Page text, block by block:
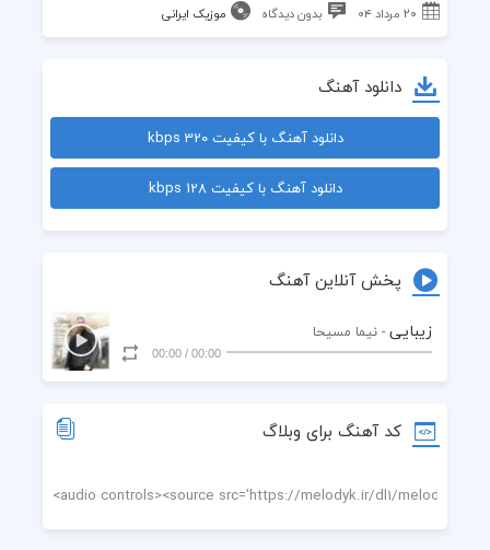
۲۰ مرداد ۰۴ بدون دیدگاه موزیک ایرانی
دانلود آهنگ
دانلود آهنگ با کیفیت 320 kbps
دانلود آهنگ با کیفیت 128 kbps
پخش آنلاین آهنگ
زیبایی - نیما مسیحا
00:00
/
00:00
کد آهنگ برای وبلاگ